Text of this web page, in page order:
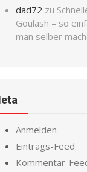
dad72 zu
Goulash – so
man selber
Anmelden
Eintrags-Feed
Kommentar-